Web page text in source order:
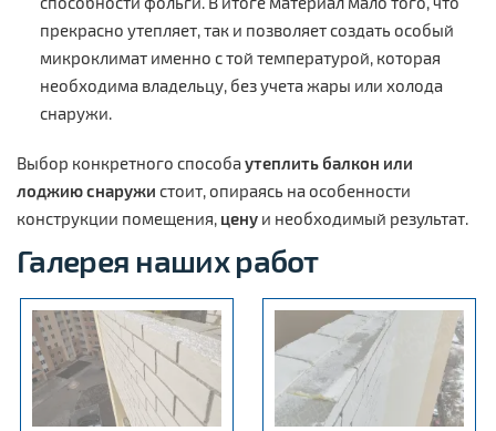
прекрасно утепляет, так и позволяет создать особый
микроклимат именно с той температурой, которая
необходима владельцу, без учета жары или холода
снаружи.
Выбор конкретного способаутеплить балкон или
лоджию снаружи стоит, опираясь на особенности
конструкции помещения, цену и необходимый результат.
Галерея наших работ